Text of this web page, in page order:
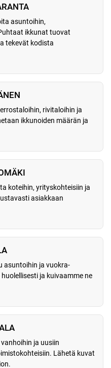
asuntoihin,
ikkunat tuovat
tekevät kodista
rivitaloihin ja
ikkunoiden määrän ja
koteihin, yrityskohteisiin ja
asiakkaan
asuntoihin ja vuokra-
ja kuivaamme ne
ja uusiin
Lähetä kuvat